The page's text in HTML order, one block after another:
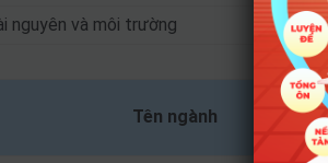
nguyên và môi trường
Tên ngành